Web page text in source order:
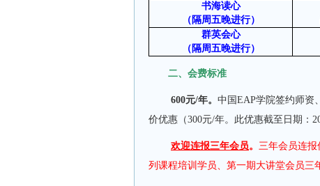
书海读心
（隔周五晚进行）
群英会心
（隔周五晚进行）
二、会费标准
600元/年。 中国EAP学院签约师资
价优惠（300元/年。此优惠截至日期：
欢迎连报三年会员。 三年会员连报
列课程培训学员、第一期大讲堂会员三